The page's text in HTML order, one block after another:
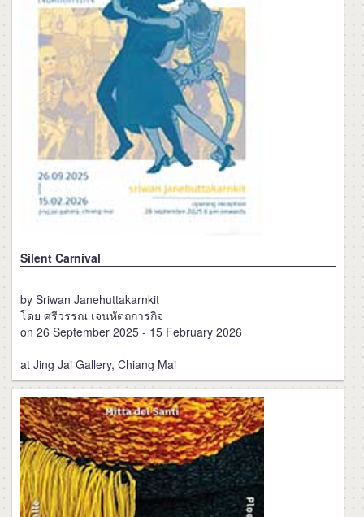
Silent Carnival
by Sriwan Janehuttakarnkit
โดย ศรีวรรณ เจนหัตถการกิจ
on 26 September 2025 - 15 February 2026
at Jing Jai Gallery, Chiang Mai